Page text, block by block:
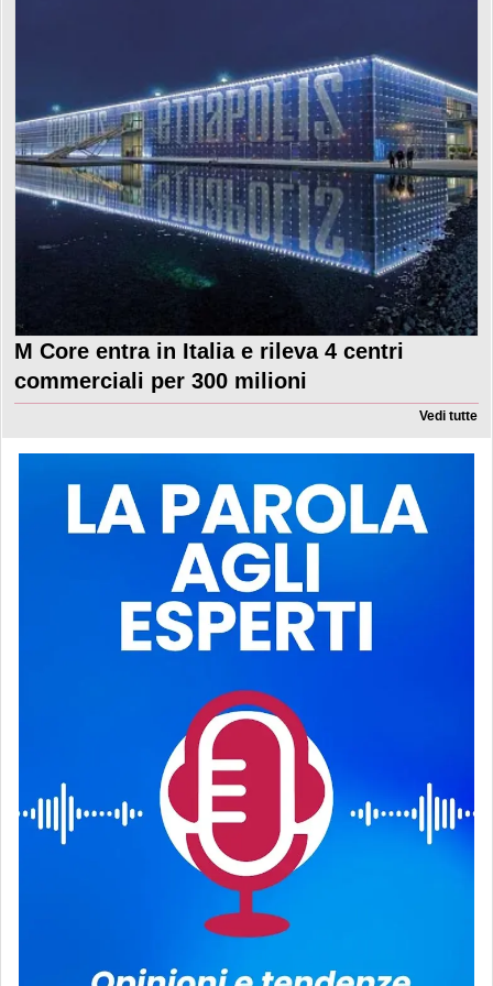
M Core entra in Italia e rileva 4 centri
commerciali per 300 milioni
Vedi tutte